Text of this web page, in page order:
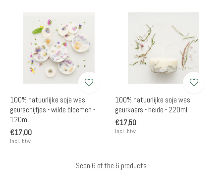
100% natuurlijke soja was
geurschijfjes - wilde bloemen -
120ml
€17,00
Incl. btw
100% natuurlijke soja was
geurkaars - heide - 220ml
€17,50
Incl. btw
Seen 6 of the 6 products